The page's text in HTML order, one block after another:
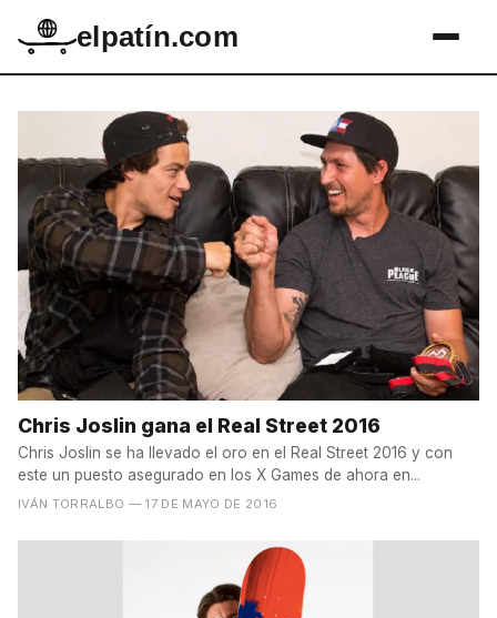
elpatín.com
Chris Joslin gana el Real Street 2016
Chris Joslin se ha llevado el oro en el Real Street 2016 y con
este un puesto asegurado en los X Games de ahora en...
IVÁN TORRALBO — 17 DE MAYO DE 2016